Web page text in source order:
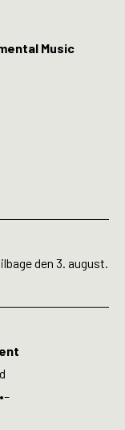
den 3. august.